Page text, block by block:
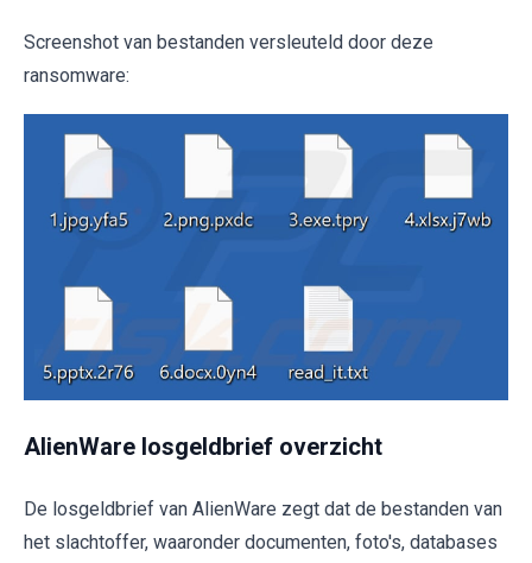
Screenshot van bestanden versleuteld door deze
ransomware:
AlienWare losgeldbrief overzicht
De losgeldbrief van AlienWare zegt dat de bestanden van
het slachtoffer, waaronder documenten, foto's, databases